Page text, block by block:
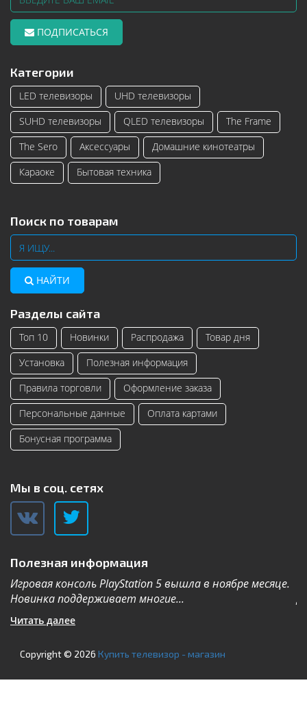
ПОДПИСАТЬСЯ
Категории
LED телевизоры
UHD телевизоры
SUHD телевизоры
QLED телевизоры
The Frame
The Sero
Аксессуары
Домашние кинотеатры
Караоке
Бытовая техника
Поиск по товарам
НАЙТИ
Разделы сайта
Топ 10 Новинки Распродажа
Товар дня
Установка
Полезная информация
Правила торговли
Оформление заказа
Персональные данные
Оплата картами
Бонусная программа
Мы в соц. сетях
Полезная информация
Игровая консоль PlayStation 5 вышла в ноябре месяце.
Новинка поддерживает многие...
Читать далее
Copyright © 2026 Купить телевизор - магазин